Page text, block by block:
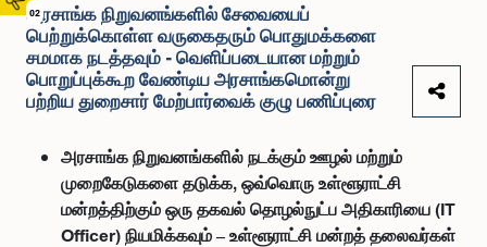
02
அரசாங்க நிறுவனங்களில் சேவையைப்
பெற்றுக்கொள்ள வருகைதரும் பொதுமக்களை
சமமாக நடத்தவும் - வெளிப்படையான மற்றும்
பொறுப்புக்கூற வேண்டிய அரசாங்கமொன்று
பற்றிய துறைசார் மேற்பார்வைக் குழு பணிப்புரை
அரசாங்க நிறுவனங்களில் நடக்கும் ஊழல் மற்றும்
முறைகேடுகளை தடுக்க, ஒவ்வொரு உள்ளூராட்சி
மன்றத்திற்கும் ஒரு தகவல் தொழல்நுட்ப அதிகாரியை (IT
Officer) நியமிக்கவும் – உள்ளூராட்சி மன்றத் தலைவர்கள்